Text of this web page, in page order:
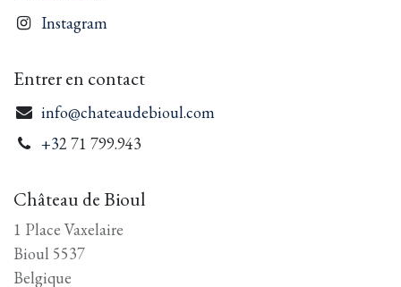
Instagram
Entrer en contact
info@chateaudebioul.com
+32 71 799.943
Château de Bioul
1 Place Vaxelaire
Bioul 5537
Belgique